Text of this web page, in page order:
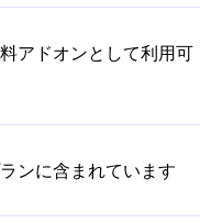
アドオンとして利用可
ンに含まれています